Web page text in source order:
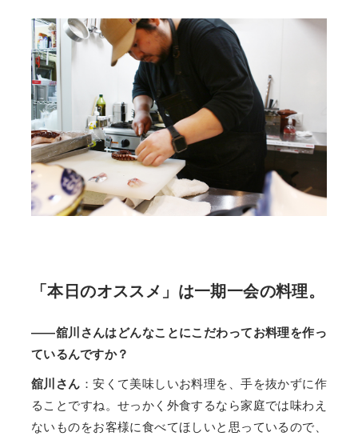
「本日のオススメ」は一期一会の料理。
——舘川さんはどんなことにこだわってお料理を作っ
ているんですか？
舘川さん ：安くて美味しいお料理を、手を抜かずに作
ることですね。せっかく外食するなら家庭では味わえ
ないものをお客様に食べてほしいと思っているので、